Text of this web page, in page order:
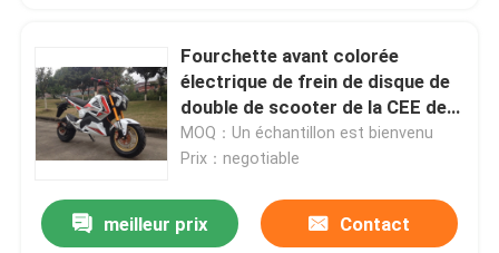
Fourchette avant colorée
électrique de frein de disque de
double de scooter de la CEE de
moto
MOQ：Un échantillon est bienvenu
Prix：negotiable
meilleur prix Contact